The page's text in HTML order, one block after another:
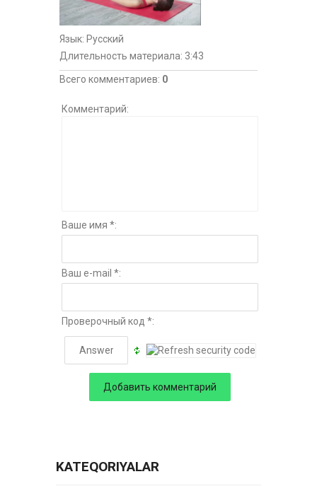
Язык: Русский
Длительность материала: 3:43
Всего комментариев: 0
Комментарий:
Ваше имя *:
Ваш e-mail *:
Проверочный код *:
KATEQORIYALAR